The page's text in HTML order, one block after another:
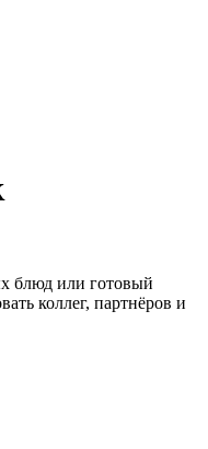
блюд или готовый
коллег, партнёров и